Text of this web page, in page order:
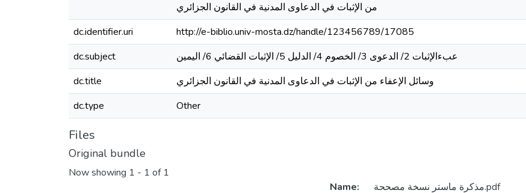
من الإثبات في الدعاوى المدنية في القانون الجزائري
dc.identifier.uri
http://e-biblio.univ-mosta.dz/handle/123456789/17085
dc.subject
عبءالإثبات 2/ الدعوى 3/ الخصوم 4/ الدليل 5/ الإثبات القضائي 6/ اليمين
dc.title
وسائل الإعفاء من الإثبات في الدعاوى المدنية في القانون الجزائري
dc.type
Other
Files
Original bundle
Now showing 1 - 1 of 1
Name:
مذكرة ماستر نسخة مصححة.pdf